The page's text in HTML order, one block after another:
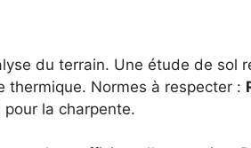
du terrain. Une étude de sol
thermique. Normes à respecter :
pour la charpente.